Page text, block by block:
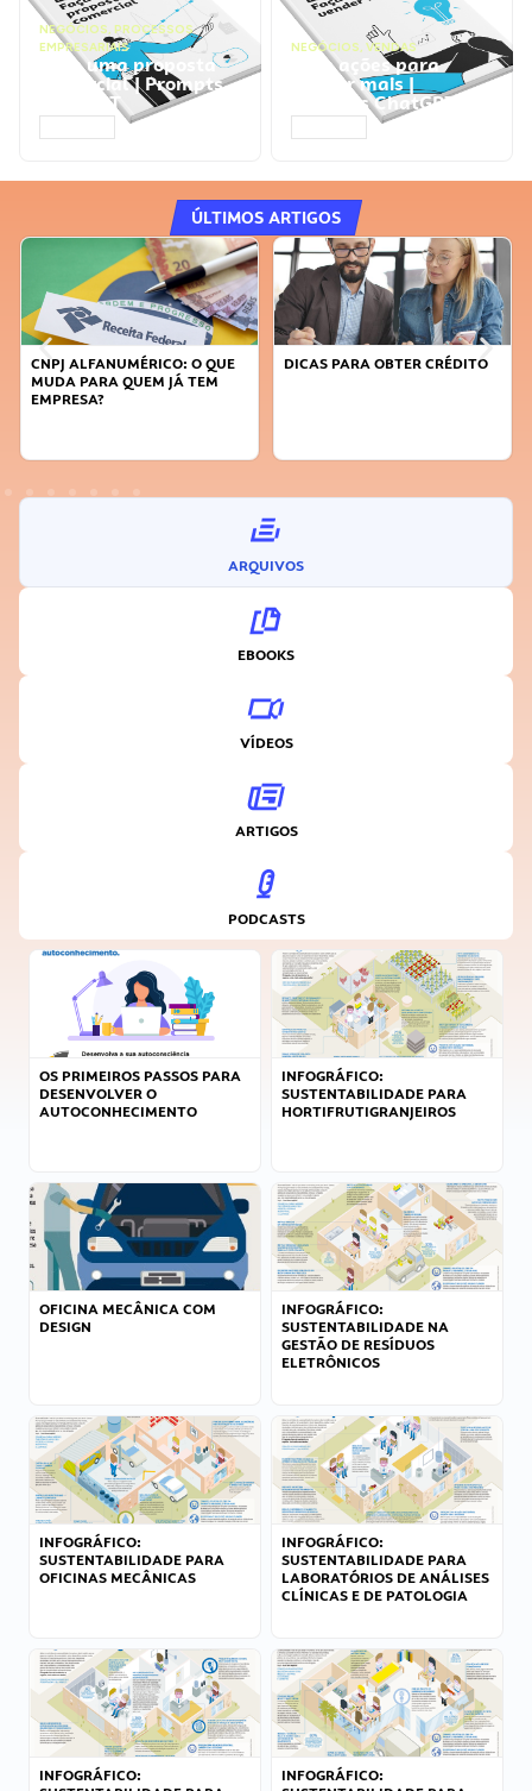
NEGÓCIOS, PROCESSOS
EMPRESARIAIS
Faça uma proposta
comercial | Prompts
ChatGPT
NEGÓCIOS, VENDAS
Faça ações para
vender mais |
Prompts ChatGPT
ÚLTIMOS ARTIGOS
CNPJ ALFANUMÉRICO: O QUE
MUDA PARA QUEM JÁ TEM
EMPRESA?
DICAS PARA OBTER CRÉDITO
ARQUIVOS
EBOOKS
VÍDEOS
ARTIGOS
PODCASTS
OS PRIMEIROS PASSOS PARA
DESENVOLVER O
AUTOCONHECIMENTO
INFOGRÁFICO:
SUSTENTABILIDADE PARA
HORTIFRUTIGRANJEIROS
OFICINA MECÂNICA COM
DESIGN
INFOGRÁFICO:
SUSTENTABILIDADE NA
GESTÃO DE RESÍDUOS
ELETRÔNICOS
INFOGRÁFICO:
SUSTENTABILIDADE PARA
OFICINAS MECÂNICAS
INFOGRÁFICO:
SUSTENTABILIDADE PARA
LABORATÓRIOS DE ANÁLISES
CLÍNICAS E DE PATOLOGIA
INFOGRÁFICO:
INFOGRÁFICO: